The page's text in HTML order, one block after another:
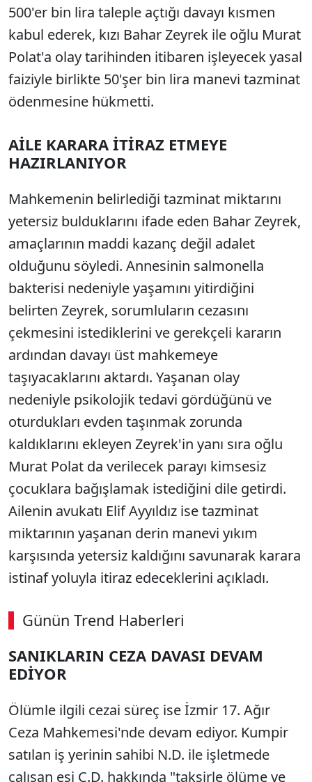
500'er bin lira taleple açtığı davayı kısmen
kabul ederek, kızı Bahar Zeyrek ile oğlu Murat
Polat'a olay tarihinden itibaren işleyecek yasal
faiziyle birlikte 50'şer bin lira manevi tazminat
ödenmesine hükmetti.
AİLE KARARA İTİRAZ ETMEYE
HAZIRLANIYOR
Mahkemenin belirlediği tazminat miktarını
yetersiz bulduklarını ifade eden Bahar Zeyrek,
amaçlarının maddi kazanç değil adalet
olduğunu söyledi. Annesinin salmonella
bakterisi nedeniyle yaşamını yitirdiğini
belirten Zeyrek, sorumluların cezasını
çekmesini istediklerini ve gerekçeli kararın
ardından davayı üst mahkemeye
taşıyacaklarını aktardı. Yaşanan olay
nedeniyle psikolojik tedavi gördüğünü ve
oturdukları evden taşınmak zorunda
kaldıklarını ekleyen Zeyrek'in yanı sıra oğlu
Murat Polat da verilecek parayı kimsesiz
çocuklara bağışlamak istediğini dile getirdi.
Ailenin avukatı Elif Ayyıldız ise tazminat
miktarının yaşanan derin manevi yıkım
karşısında yetersiz kaldığını savunarak karara
istinaf yoluyla itiraz edeceklerini açıkladı.
Günün Trend Haberleri
SANIKLARIN CEZA DAVASI DEVAM
EDİYOR
Ölümle ilgili cezai süreç ise İzmir 17. Ağır
Ceza Mahkemesi'nde devam ediyor. Kumpir
satılan iş yerinin sahibi N.D. ile işletmede
çalışan eşi C.D. hakkında "taksirle ölüme ve